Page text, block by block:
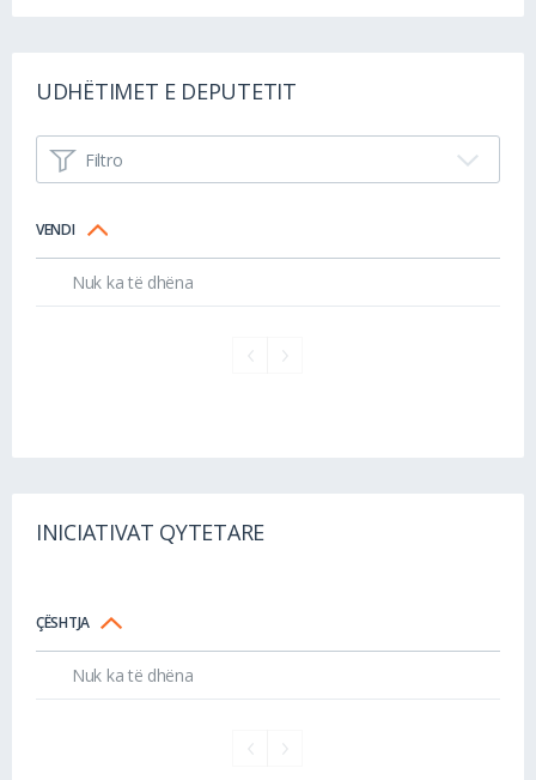
UDHËTIMET E DEPUTETIT
Filtro
VENDI
Nuk ka të dhëna
INICIATIVAT QYTETARE
ÇËSHTJA
Nuk ka të dhëna